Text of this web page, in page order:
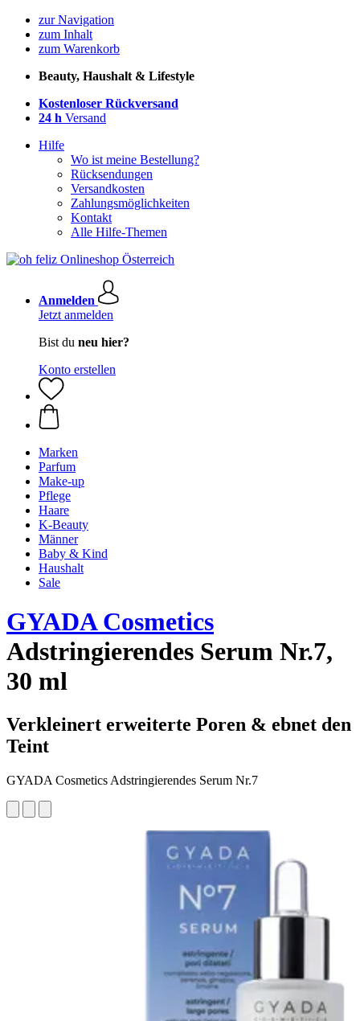
zur Navigation
zum Inhalt
zum Warenkorb
Beauty, Haushalt & Lifestyle
Kostenloser Rückversand
24 h Versand
Hilfe
Wo ist meine Bestellung?
Rücksendungen
Versandkosten
Zahlungsmöglichkeiten
Kontakt
Alle Hilfe-Themen
Anmelden
Jetzt anmelden
Bist du neu hier?
Konto erstellen
Marken
Parfum
Make-up
Pflege
Haare
K-Beauty
Männer
Baby & Kind
Haushalt
Sale
GYADA Cosmetics
Adstringierendes Serum Nr.7,
30 ml
Verkleinert erweiterte Poren & ebnet den
Teint
GYADA Cosmetics Adstringierendes Serum Nr.7